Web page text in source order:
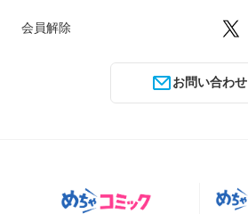
会員解除
お問い合わせ